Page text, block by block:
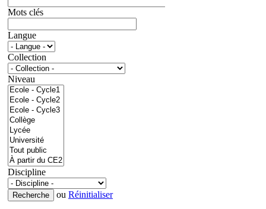
Mots clés
Langue
Collection
Niveau
Discipline
ou Réinitialiser